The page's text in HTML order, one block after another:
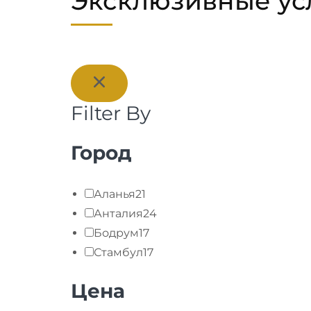
Filter By
Город
Аланья21
Анталия24
Бодрум17
Стамбул17
Цена